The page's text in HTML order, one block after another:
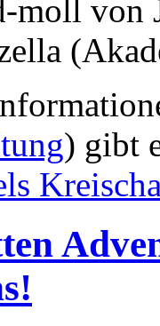
moll von
) gibt